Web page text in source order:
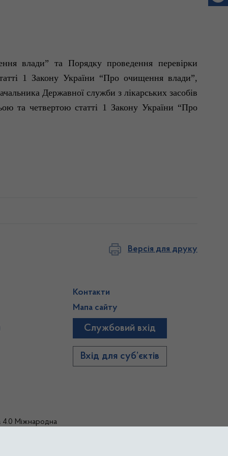
влади” та Порядку проведення перевірки
1 Закону України “Про очищення влади”,
Державної служби з лікарських засобів
та четвертою статті 1 Закону України “Про
Версія для друку
Контакти
Мапа сайту
Службовий вхід
Вхід для суб’єктів
4.0 Міжнародна